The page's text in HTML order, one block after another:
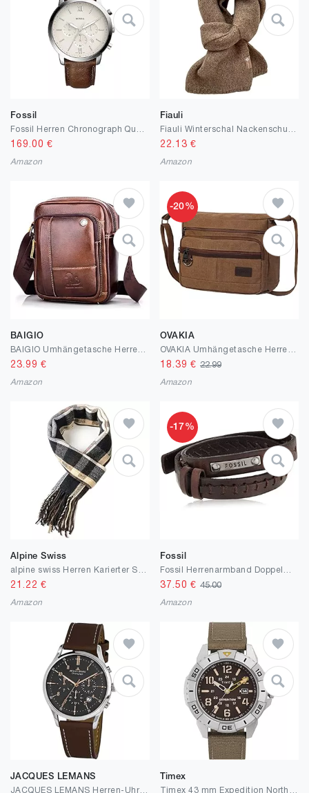
Fossil
169.00 €
Amazon
Fiauli
22.13 €
Amazon
BAIGIO
23.99 €
Amazon
-20%
OVAKIA
18.39 € 22.99
Amazon
Alpine Swiss
21.22 €
Amazon
-17%
Fossil
37.50 € 45.00
Amazon
JACQUES LEMANS
JACQUES LEMANS Herren-Uhren Analog Quarz One Size Dunkelbraun 32017056
Timex